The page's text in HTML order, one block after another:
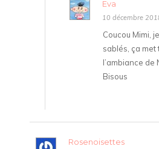
Eva
10 décembre
Coucou Mimi,
sablés, ça met
l’ambiance de
Bisous
Rosenoisettes